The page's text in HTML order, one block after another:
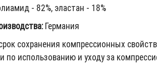
- 82%, эластан - 18%
Германия
сохранения компрессионных
по использованию и уходу за